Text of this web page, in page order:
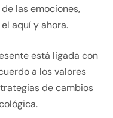
las emociones,
aquí y ahora.
está ligada con
a los valores
de cambios